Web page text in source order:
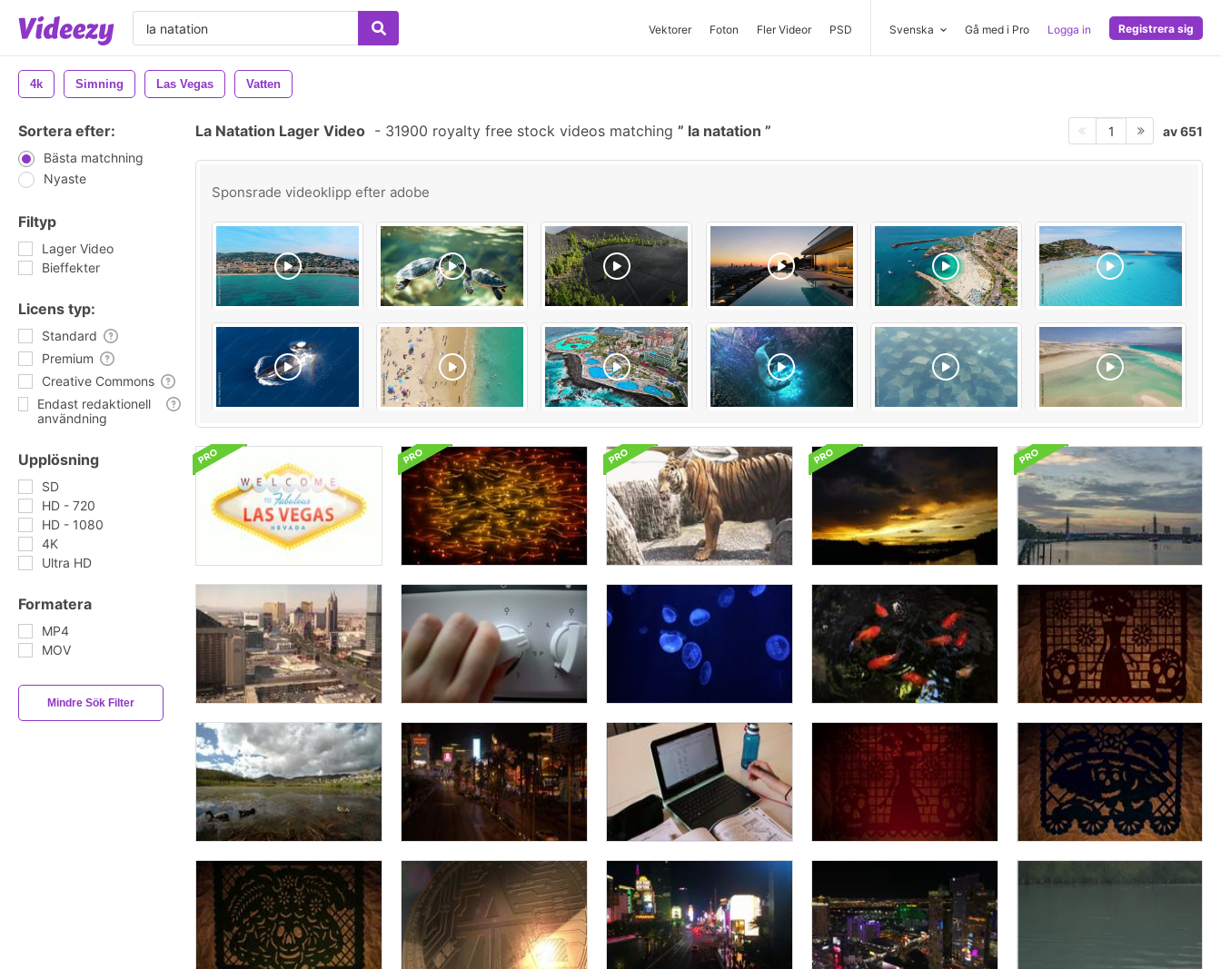
Vektorer Foton Fler Videor PSD Svenska Gå med i Pro Logga in Registrera sig
4k Simning Las Vegas Vatten
Sortera efter:
Bästa matchning
Nyaste
Filtyp
Lager Video
Bieffekter
Licens typ:
Standard
Premium
Creative Commons
Endast redaktionell
användning
Upplösning
SD
HD - 720
HD - 1080
4K
Ultra HD
Formatera
MP4
MOV
Mindre Sök Filter
La Natation Lager Video - 31900 royalty free stock videos matching la natation 1 av 651
Sponsrade videoklipp efter adobe